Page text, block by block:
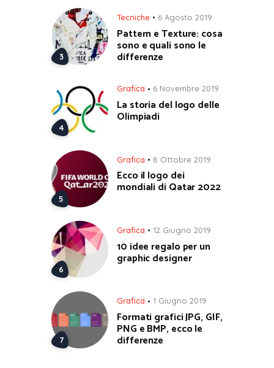
Tecniche 6 Agosto 2019
Pattern e Texture: cosa
sono e quali sono le
differenze
Grafica 6 Novembre 2019
La storia del logo delle
Olimpiadi
Grafica 8 Ottobre 2019
Ecco il logo dei
mondiali di Qatar 2022
Grafica 12 Giugno 2019
10 idee regalo per un
graphic designer
Grafica 1 Giugno 2019
Formati grafici JPG, GIF,
PNG e BMP, ecco le
differenze